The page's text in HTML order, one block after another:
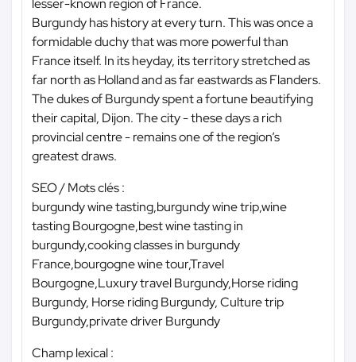
lesser-known region of France.
Burgundy has history at every turn. This was once a
formidable duchy that was more powerful than
France itself. In its heyday, its territory stretched as
far north as Holland and as far eastwards as Flanders.
The dukes of Burgundy spent a fortune beautifying
their capital, Dijon. The city - these days a rich
provincial centre - remains one of the region’s
greatest draws.
SEO / Mots clés :
burgundy wine tasting,burgundy wine trip,wine
tasting Bourgogne,best wine tasting in
burgundy,cooking classes in burgundy
France,bourgogne wine tour,Travel
Bourgogne,Luxury travel Burgundy,Horse riding
Burgundy, Horse riding Burgundy, Culture trip
Burgundy,private driver Burgundy
Champ lexical :